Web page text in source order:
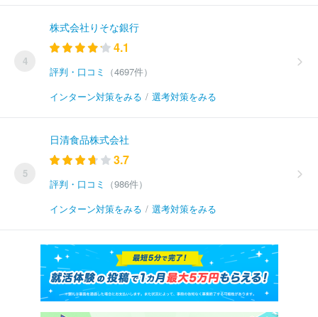
4
株式会社りそな銀行
4.1
評判・口コミ
（4697件）
インターン対策をみる / 選考対策をみる
5
日清食品株式会社
3.7
評判・口コミ
（986件）
インターン対策をみる / 選考対策をみる